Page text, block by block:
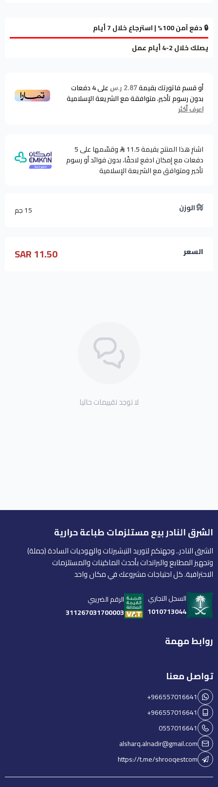
🔒 دفع آمن 100% | استرجاع خلال 7 أيام
يصلك خلال 2-4 أيام عمل
أو قسم فاتورتك بقيمة2.87 ر.س على4دفعات
بدون رسوم تأخير، متوافقة مع الشريعة الإسلامية
اعرف أكثر
اشترِ هذا المنتج بقيمة 11.5
وقسّمها على 5
دفعات مع إمكان ادفع لاحقًا، بدون فوائد أو رسوم
تأخير ومتوافق مع الشريعة الإسلامية
الوزن 15 جم
السعر 11.50 SAR
لا توجد تقييمات حاليا
الشرق النادر بيع مستلزمات طباعة حرارية
الشرق النادر.. وجهتكم لتوريد التيشيرتات والهوديات السادة (جملة)
وتجهيز المطابع والبراندات بأحدث الماكينات والمستلزمات
الاحترافية. كل احتياجات مشروعك في مكان واحد
السجل التجاري
1010713044
الرقم الضريبي
311267031700003
روابط مهمة
تواصل معنا
+966557016641
+966557016641
0557016641
alsharq.alnadir@gmail.com
https://t.me/shrooqestcom